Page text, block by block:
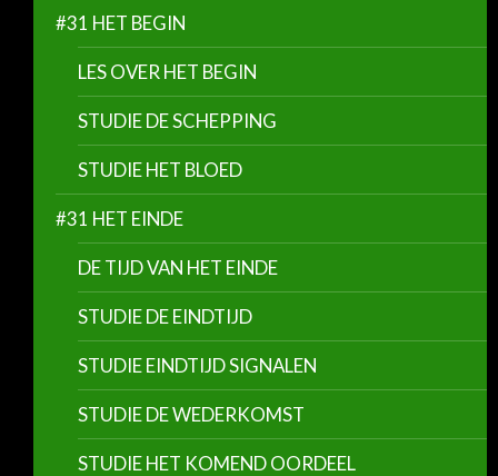
#31 HET BEGIN
LES OVER HET BEGIN
STUDIE DE SCHEPPING
STUDIE HET BLOED
#31 HET EINDE
DE TIJD VAN HET EINDE
STUDIE DE EINDTIJD
STUDIE EINDTIJD SIGNALEN
STUDIE DE WEDERKOMST
STUDIE HET KOMEND OORDEEL